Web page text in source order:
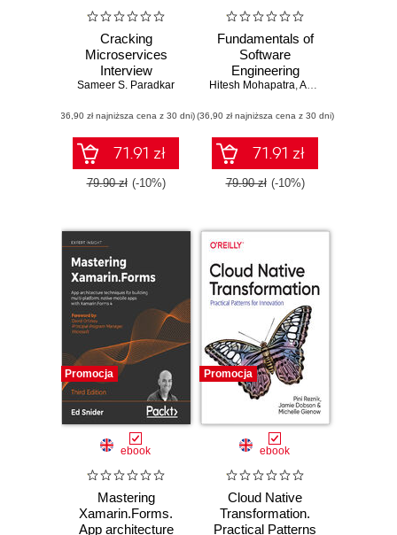
Cracking
Microservices
Interview
Sameer S. Paradkar
(36,90 zł najniższa cena z 30 dni)
71.91 zł
79.90 zł (-10%)
Fundamentals of
Software
Engineering
Hitesh Mohapatra,Amiya Kumar Rath
(36,90 zł najniższa cena z 30 dni)
71.91 zł
79.90 zł (-10%)
Promocja
ebook
Mastering
Xamarin.Forms.
App architecture
Promocja
ebook
Cloud Native
Transformation.
Practical Patterns